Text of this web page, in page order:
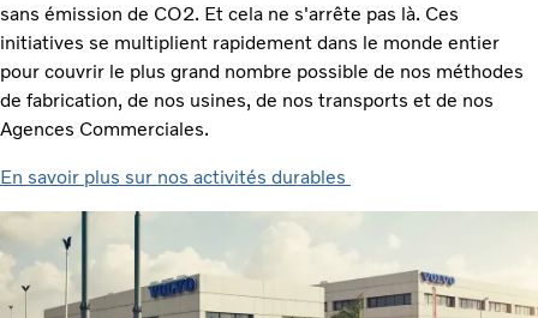
sans émission de CO2. Et cela ne s'arrête pas là. Ces
initiatives se multiplient rapidement dans le monde entier
pour couvrir le plus grand nombre possible de nos méthodes
de fabrication, de nos usines, de nos transports et de nos
Agences Commerciales.
En savoir plus sur nos activités durables